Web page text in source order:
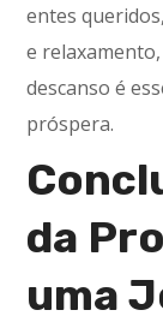
entes
e
descanso é
próspera.
da
uma